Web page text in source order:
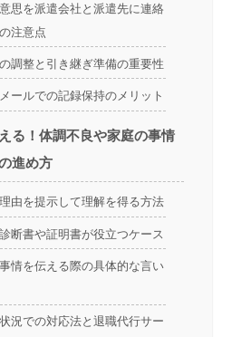
思を派遣会社と派遣先に連絡
注意点
調整と引き継ぎ準備の重要性
ールでの記録保持のメリット
る！体調不良や家庭の事情
進め方
由を提示して理解を得る方法
断書や証明書が役立つケース
情を伝える際の具体的な言い
況での対応法と退職代行サー